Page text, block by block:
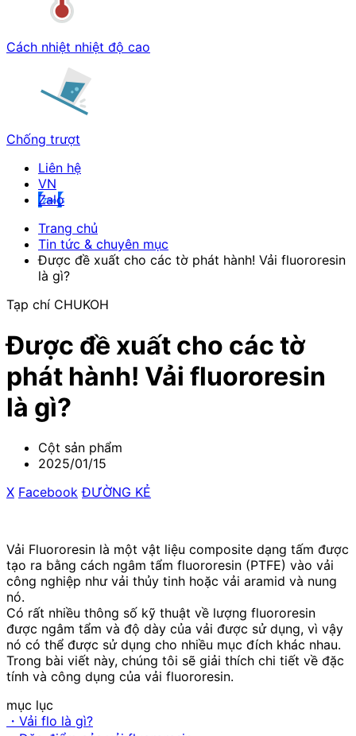
Cách nhiệt nhiệt độ cao
Chống trượt
Liên hệ
Zalo
Trang chủ
Tin tức & chuyên mục
Được đề xuất cho các tờ phát hành! Vải fluororesin
là gì?
Tạp chí CHUKOH
Được đề xuất cho các tờ
phát hành! Vải fluororesin
là gì?
Cột sản phẩm
2025/01/15
X Facebook ​ ​ĐƯỜNG KẺ
Vải Fluororesin là một vật liệu composite dạng tấm được
tạo ra bằng cách ngâm tẩm fluororesin (PTFE) vào vải
công nghiệp như vải thủy tinh hoặc vải aramid và nung
nó.
Có rất nhiều thông số kỹ thuật về lượng fluororesin
được ngâm tẩm và độ dày của vải được sử dụng, vì vậy
nó có thể được sử dụng cho nhiều mục đích khác nhau.
Trong bài viết này, chúng tôi sẽ giải thích chi tiết về đặc
tính và công dụng của vải fluororesin.
mục lục
・Vải flo là gì?